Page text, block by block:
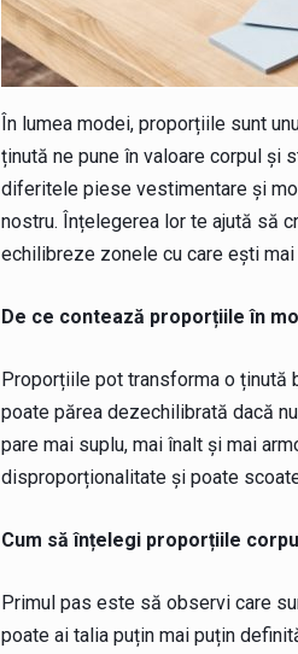
În lumea modei, proporțiile sunt
ținută ne pune în valoare corpul și
diferitele piese vestimentare și
nostru. Înțelegerea lor te ajută să
echilibreze zonele cu care ești
De ce contează proporțiile în
Proporțiile pot transforma o ținută
poate părea dezechilibrată dacă
pare mai suplu, mai înalt și mai
disproporționalitate și poate
Cum să înțelegi proporțiile
Primul pas este să observi care
poate ai talia puțin mai puțin